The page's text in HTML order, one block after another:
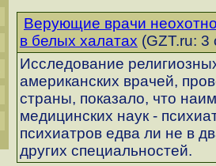
Верующие врачи
в белых халатах (GZT.ru: 3
Исследование
американских врачей,
страны, показало, что
медицинских наук -
психиатров едва ли не в
других специальностей.